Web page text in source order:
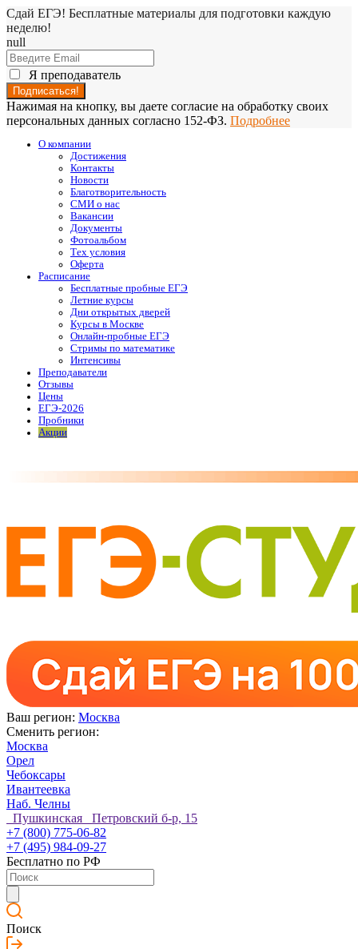
Сдай ЕГЭ! Бесплатные материалы для подготовки каждую
неделю!
null
Я преподаватель
Нажимая на кнопку, вы даете согласие на обработку своих
персональных данных согласно 152-ФЗ. Подробнее
О компании
Достижения
Контакты
Новости
Благотворительность
СМИ о нас
Вакансии
Документы
Фотоальбом
Тех условия
Оферта
Расписание
Бесплатные пробные ЕГЭ
Летние курсы
Дни открытых дверей
Курсы в Москве
Онлайн-пробные ЕГЭ
Стримы по математике
Интенсивы
Преподаватели
Отзывы
Цены
ЕГЭ-2026
Пробники
Акции
Ваш регион: Москва
Сменить регион:
Москва
Орел
Чебоксары
Ивантеевка
Наб. Челны
Пушкинская Петровский б-р, 15
+7 (800) 775-06-82
+7 (495) 984-09-27
Бесплатно по РФ
Поиск